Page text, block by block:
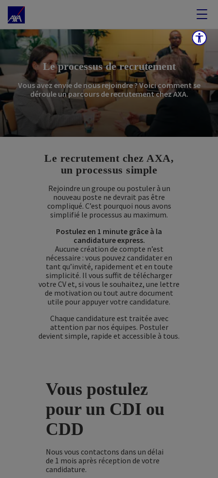
Le processus de recrutement
Vous avez envie de nous rejoindre ? Voici comment se
déroule un parcours de recrutement chez AXA.
Le recrutement chez AXA,
un processus simple
Rejoindre un groupe ou postuler à un
nouveau poste ne devrait pas être
compliqué. C’est pourquoi nous avons
simplifié le processus au maximum.
Postulez en 1 minute grâce à la
candidature express.
Aucune création de compte n’est
nécessaire : vous pouvez candidater en
tant qu’invité, rapidement et en toute
simplicité. Il vous suffit de télécharger
votre CV et, si vous le souhaitez, une lettre
de motivation ou tout autre document
utile pour appuyer votre candidature.
Chaque candidature est traitée avec
attention par nos équipes. Postuler
devient simple, rapide et accessible à tous.
Vous postulez
pour un CDI ou
CDD
Nous vous contactons dans un délai
de 1 mois après réception de votre
candidature.